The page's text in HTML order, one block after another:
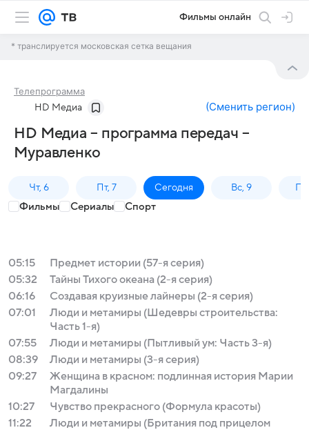
Фильмы онлайн
* транслируется московская сетка вещания
Телепрограмма
HD Медиа (Сменить регион)
HD Медиа – программа передач –
Муравленко
Чт, 6 Пт, 7 Сегодня Вс, 9
Фильмы Сериалы Спорт
05:15
Предмет истории (57-я серия)
05:32
Тайны Тихого океана (2-я серия)
06:16
Создавая круизные лайнеры (2-я серия)
07:01
Люди и метамиры (Шедевры строительства:
Часть 1-я)
07:55
Люди и метамиры (Пытливый ум: Часть 3-я)
08:39
Люди и метамиры (3-я серия)
09:27
Женщина в красном: подлинная история Марии
Магдалины
10:27
Чувство прекрасного (Формула красоты)
11:22
Люди и метамиры (Британия под прицелом